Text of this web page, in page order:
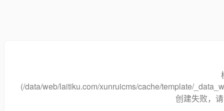
(/data/web/laitiku.com/xunruicms/cache/template/
创建失败，